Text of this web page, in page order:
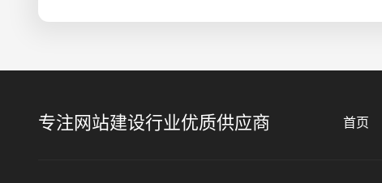
专注网站建设行业优质供应商 首页